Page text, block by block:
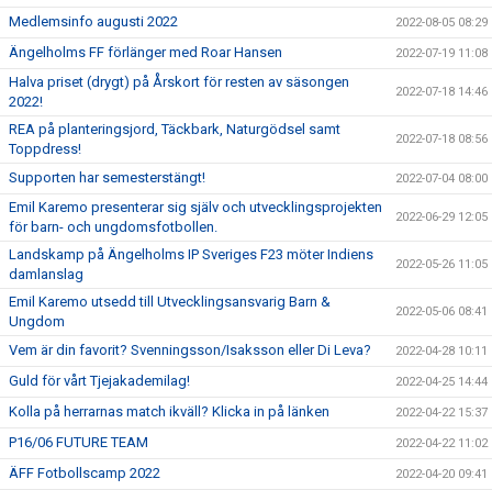
Medlemsinfo augusti 2022 2022-08-05 08:29
Ängelholms FF förlänger med Roar Hansen 2022-07-19 11:08
Halva priset (drygt) på Årskort för resten av säsongen
2022!
2022-07-18 14:46
REA på planteringsjord, Täckbark, Naturgödsel samt
Toppdress!
2022-07-18 08:56
Supporten har semesterstängt! 2022-07-04 08:00
Emil Karemo presenterar sig själv och utvecklingsprojekten
för barn- och ungdomsfotbollen.
2022-06-29 12:05
Landskamp på Ängelholms IP Sveriges F23 möter Indiens
damlanslag
2022-05-26 11:05
Emil Karemo utsedd till Utvecklingsansvarig Barn &
Ungdom
2022-05-06 08:41
Vem är din favorit? Svenningsson/Isaksson eller Di Leva? 2022-04-28 10:11
Guld för vårt Tjejakademilag! 2022-04-25 14:44
Kolla på herrarnas match ikväll? Klicka in på länken 2022-04-22 15:37
P16/06 FUTURE TEAM 2022-04-22 11:02
ÄFF Fotbollscamp 2022 2022-04-20 09:41